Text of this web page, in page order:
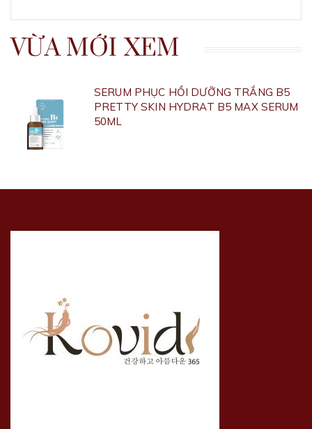
VỪA MỚI XEM
SERUM PHỤC HỒI DƯỠNG TRẮNG B5
PRETTY SKIN HYDRAT B5 MAX SERUM
50ML